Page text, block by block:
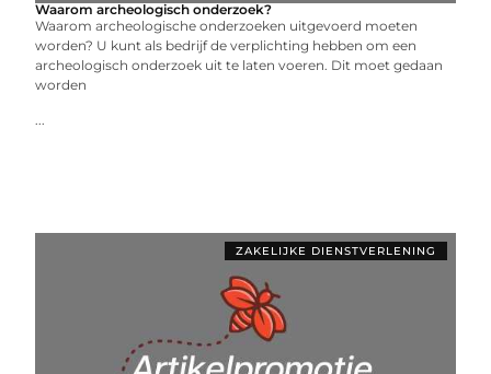
Waarom archeologisch onderzoek?
Waarom archeologische onderzoeken uitgevoerd moeten
worden? U kunt als bedrijf de verplichting hebben om een
archeologisch onderzoek uit te laten voeren. Dit moet gedaan
worden
...
ZAKELIJKE DIENSTVERLENING